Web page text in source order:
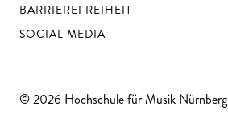
BARRIEREFREIHEIT
SOCIAL MEDIA
© 2026 Hochschule für Musik Nürnberg